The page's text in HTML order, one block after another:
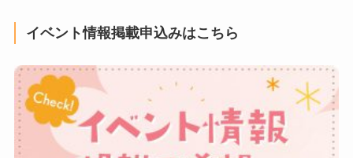
イベント情報掲載申込みはこちら